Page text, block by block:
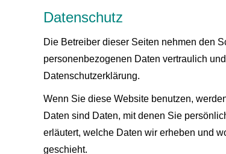
Datenschutz
Die Betreiber dieser Seiten nehmen den
personenbezogenen Daten vertraulich
Datenschutzerklärung.
Wenn Sie diese Website benutzen,
Daten sind Daten, mit denen Sie
erläutert, welche Daten wir erheben und
geschieht.